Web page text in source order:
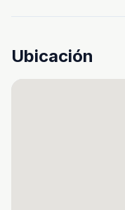
Ubicación